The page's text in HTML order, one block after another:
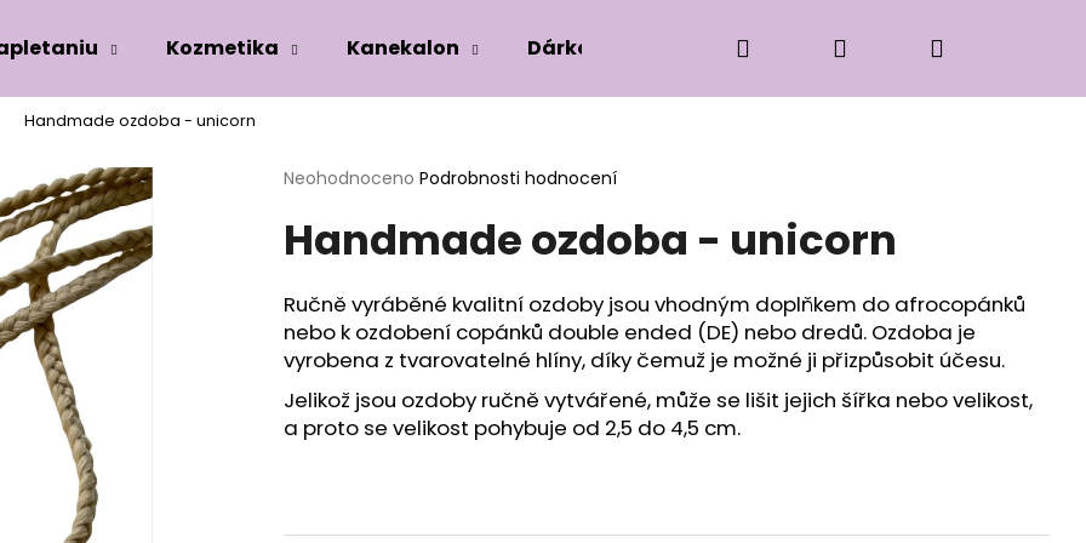
Kozmetika Kanekalon Dárková edice Příslušenství k zaplétání
Přihlášení
Handmade ozdoba - unicorn
Průměrné
produktu
je
z
5
hvězdiček.
Neohodnoceno Podrobnosti hodnocení
Handmade ozdoba - unicorn
Ručně vyráběné kvalitní ozdoby jsou vhodným doplňkem do afrocopánků
nebo k ozdobení copánků double ended (DE) nebo dredů. Ozdoba je
vyrobena z tvarovatelné hlíny, díky čemuž je možné ji přizpůsobit účesu.
Jelikož jsou ozdoby ručně vytvářené, může se lišit jejich šířka nebo velikost,
a proto se velikost pohybuje od 2,5 do 4,5 cm.
Co potřebujete najít?
HLEDAT